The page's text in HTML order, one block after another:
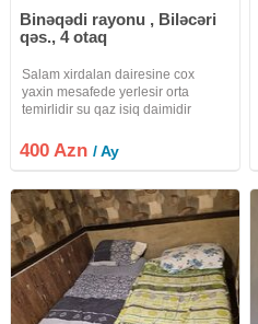
Binəqədi rayonu , Biləcəri
qəs., 4 otaq
Salam xirdalan dairesine cox
yaxin mesafede yerlesir orta
temirlidir su qaz isiq daimidir
400 Azn/ Ay